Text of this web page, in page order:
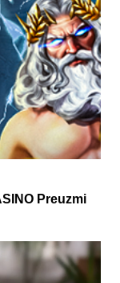
Preuzmi